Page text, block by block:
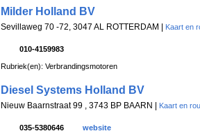
Milder Holland BV
Sevillaweg 70 -72, 3047 AL ROTTERDAM | Kaart en
010-4159983
Rubriek(en): Verbrandingsmotoren
Diesel Systems Holland BV
Nieuw Baarnstraat 99 , 3743 BP BAARN | Kaart en
035-5380646 website